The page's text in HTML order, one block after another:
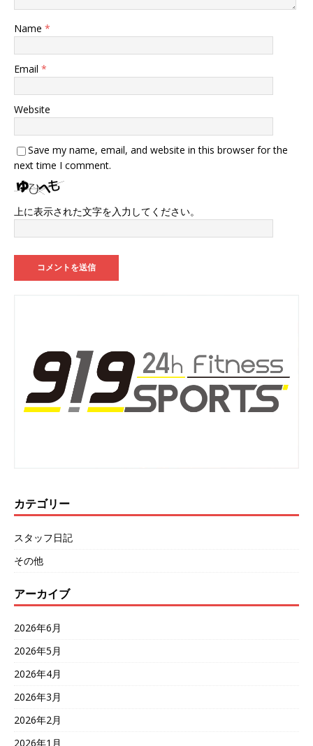
Name *
Email *
Website
Save my name, email, and website in this browser for the
next time I comment.
上に表示された文字を入力してください。
カテゴリー
スタッフ日記
その他
アーカイブ
2026年6月
2026年5月
2026年4月
2026年3月
2026年2月
2026年1月